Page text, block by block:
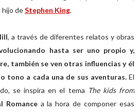
hijo deStephen King.
, a través de diferentes relatos y obras
hasta ser uno propio y,
también se ven otras influencias y él
tono a cada una de sus aventuras.El
se inspira en el tema The kids from
Romancea la hora de componer esas